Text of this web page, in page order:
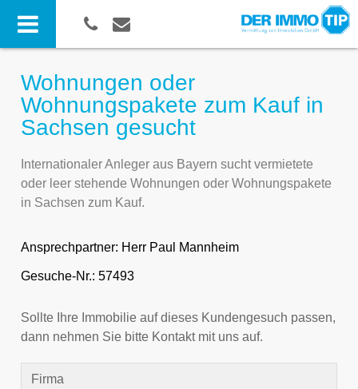
Wohnungen oder
Wohnungspakete zum Kauf in
Sachsen gesucht
Internationaler Anleger aus Bayern sucht vermietete
oder leer stehende Wohnungen oder Wohnungspakete
in Sachsen zum Kauf.
Ansprechpartner: Herr Paul Mannheim
Gesuche-Nr.: 57493
Sollte Ihre Immobilie auf dieses Kundengesuch passen,
dann nehmen Sie bitte Kontakt mit uns auf.
Firma